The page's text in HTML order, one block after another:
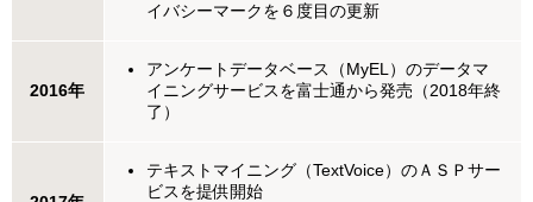
イバシーマークを６度目の更新
2016年
アンケートデータベース（MyEL）のデータマ
イニングサービスを富士通から発売（2018年終
了）
テキストマイニング（TextVoice）のＡＳＰサー
ビスを提供開始